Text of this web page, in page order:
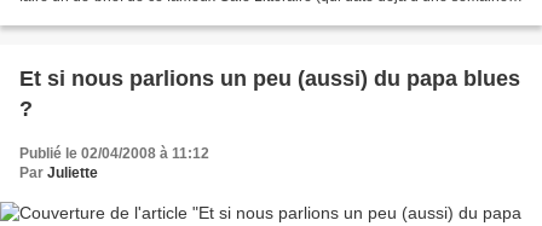
Et si nous parlions un peu (aussi) du papa blues
?
Publié le 02/04/2008 à 11:12
Par Juliette